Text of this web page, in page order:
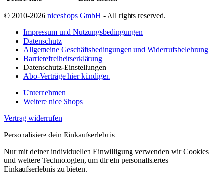
© 2010-2026 niceshops GmbH - All rights reserved.
Impressum und Nutzungsbedingungen
Datenschutz
Allgemeine Geschäftsbedingungen und Widerrufsbelehrung
Barrierefreiheitserklärung
Datenschutz-Einstellungen
Abo-Verträge hier kündigen
Unternehmen
Weitere nice Shops
Vertrag widerrufen
Personalisiere dein Einkaufserlebnis
Nur mit deiner individuellen Einwilligung verwenden wir Cookies
und weitere Technologien, um dir ein personalisiertes
Einkaufserlebnis zu bieten.